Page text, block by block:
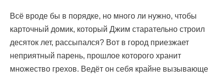
Всё вроде бы в порядке, но много ли нужно, чтобы
карточный домик, который Джим старательно строил
десяток лет, рассыпался? Вот в город приезжает
неприятный парень, прошлое которого хранит
множество грехов. Ведёт он себя крайне вызывающе